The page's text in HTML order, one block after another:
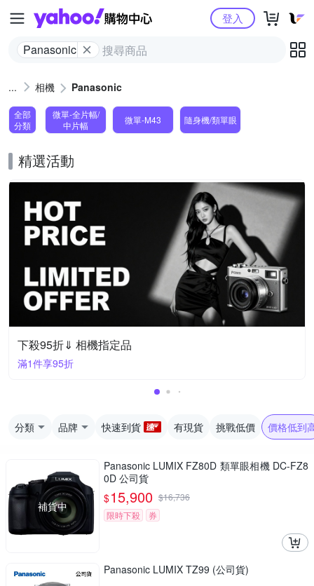
Yahoo購物中心
Panasonic
登入
相機 Panasonic
全部
分類
微單-全片幅/
中片幅
微單-M43 隨身機/類單眼
精選活動
下殺95折⇓ 相機指定品
滿1件享95折
分類 品牌 快速到貨 有現貨 挑戰低價 價格低到
補貨中
Panasonic LUMIX FZ80D 類單眼相機 DC-FZ8
0D 公司貨
$15,900 $16,736
限時下殺
券
Panasonic LUMIX TZ99 (公司貨)